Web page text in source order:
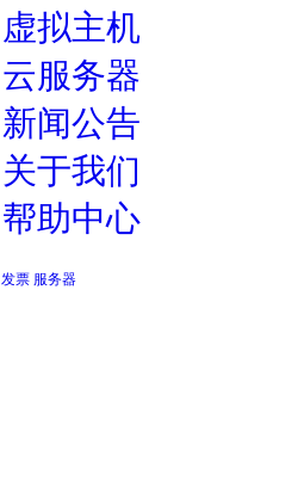
虚拟主机
云服务器
新闻公告
关于我们
帮助中心
发票 服务器